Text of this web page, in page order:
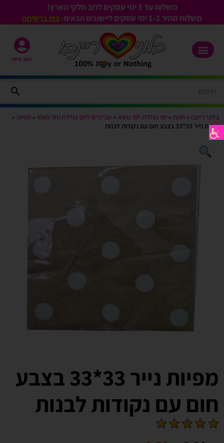
משלוח עד 5 ימי עסקים לרוב חלקי הארץ!
משלוח מהיר 1-3
ימי עסקים ליישובים הבאים: צפו ברשימה
אזור אישי
בלוני ריינבו » חנות » ימי הולדת לפי נושא » אביזרים ליום הולדת וחד פעמי » מפיות »
מפיות נייר 33*33 בצבע חום עם נקודות לבנות
מפיות נייר 33*33 בצבע
חום עם נקודות לבנות